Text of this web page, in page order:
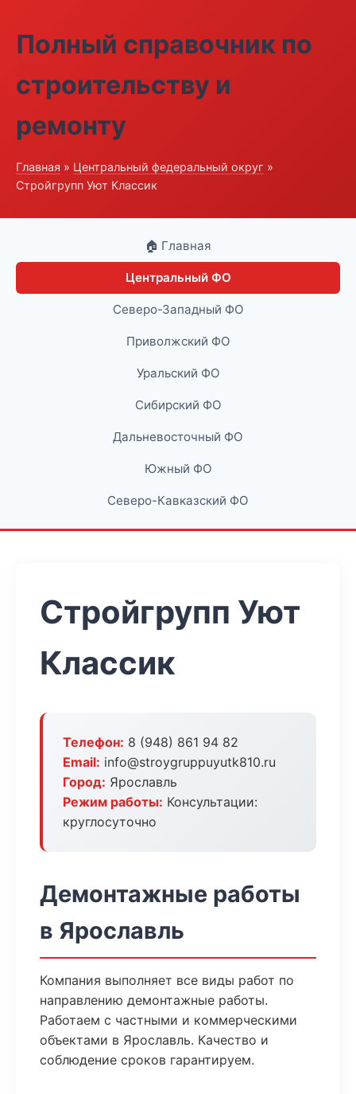
Полный справочник по
строительству и
ремонту
Главная » Центральный федеральный округ »
Стройгрупп Уют Классик
🏠 Главная
Центральный ФО
Северо-Западный ФО
Приволжский ФО
Уральский ФО
Сибирский ФО
Дальневосточный ФО
Южный ФО
Северо-Кавказский ФО
Стройгрупп Уют
Классик
Телефон: 8 (948) 861 94 82
Email: info@stroygruppuyutk810.ru
Город: Ярославль
Режим работы: Консультации:
круглосуточно
Демонтажные работы
в Ярославль
Компания выполняет все виды работ по
направлению демонтажные работы.
Работаем с частными и коммерческими
объектами в Ярославль. Качество и
соблюдение сроков гарантируем.